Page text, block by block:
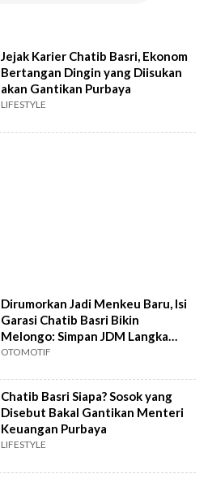
Jejak Karier Chatib Basri, Ekonom
Bertangan Dingin yang Diisukan
akan Gantikan Purbaya
LIFESTYLE
Dirumorkan Jadi Menkeu Baru, Isi
Garasi Chatib Basri Bikin
Melongo: Simpan JDM Langka
Klasik
OTOMOTIF
Chatib Basri Siapa? Sosok yang
Disebut Bakal Gantikan Menteri
Keuangan Purbaya
LIFESTYLE